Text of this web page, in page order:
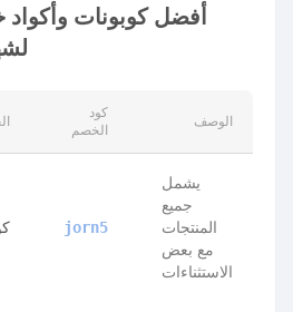
أفضل كوبونات
كود
الخصم
الوصف
jorn5
يشمل
جميع
المنتجات
مع بعض
الاستثناءات